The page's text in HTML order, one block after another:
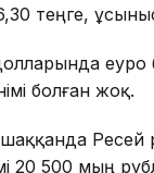
теңге,
еуро
болған жоқ.
Ресей
20 500 мың